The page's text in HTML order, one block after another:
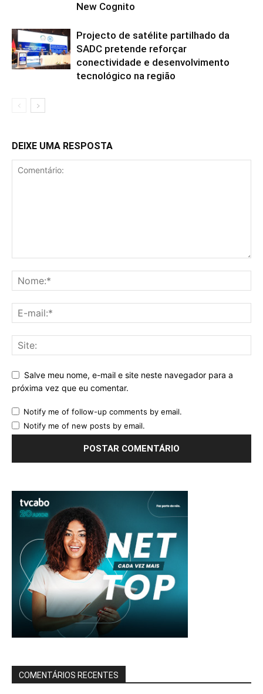
New Cognito
Projecto de satélite partilhado da
SADC pretende reforçar
conectividade e desenvolvimento
tecnológico na região
DEIXE UMA RESPOSTA
Salve meu nome, e-mail e site neste navegador para a
próxima vez que eu comentar.
Notify me of follow-up comments by email.
Notify me of new posts by email.
COMENTÁRIOS RECENTES